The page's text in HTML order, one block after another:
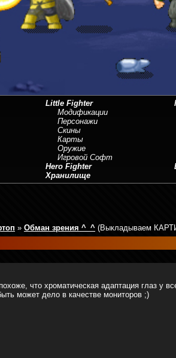
Little Fighter
Модификации
Персонажи
Скины
Карты
Оружие
Игровой Софт
Hero Fighter
Хранилище
» Обман зрения ^_^ (Выкладываем
что хроматическая адаптация глаз у
может дело в качестве мониторов ;)